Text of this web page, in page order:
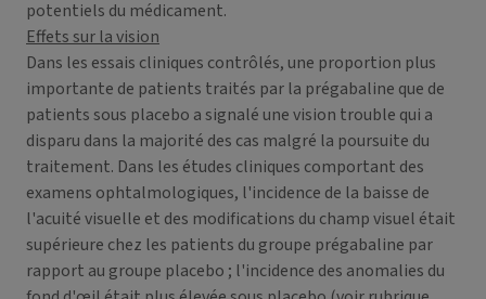
potentiels du médicament.
Effets sur la vision
Dans les essais cliniques contrôlés, une proportion plus
importante de patients traités par la prégabaline que de
patients sous placebo a signalé une vision trouble qui a
disparu dans la majorité des cas malgré la poursuite du
traitement. Dans les études cliniques comportant des
examens ophtalmologiques, l'incidence de la baisse de
l'acuité visuelle et des modifications du champ visuel était
supérieure chez les patients du groupe prégabaline par
rapport au groupe placebo ; l'incidence des anomalies du